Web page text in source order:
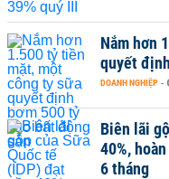
Nắm hơn
quyết
DOANH NGHIỆP -
Biên lãi
40%,
6 tháng